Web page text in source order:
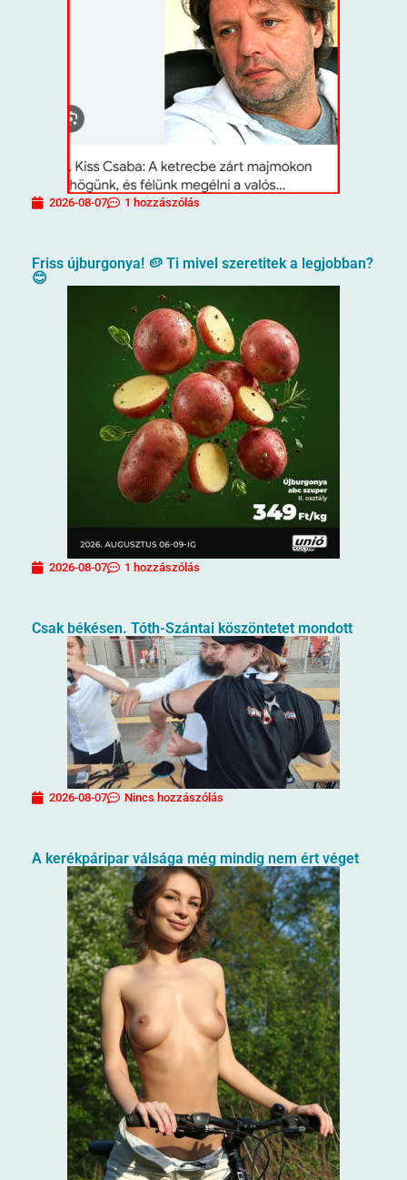
2026-08-07 1 hozzászólás
Friss újburgonya! 🥔 Ti mivel szeretitek a legjobban?
😊
2026-08-07 1 hozzászólás
Csak békésen. Tóth-Szántai köszöntetet mondott
2026-08-07 Nincs hozzászólás
A kerékpáripar válsága még mindig nem ért véget